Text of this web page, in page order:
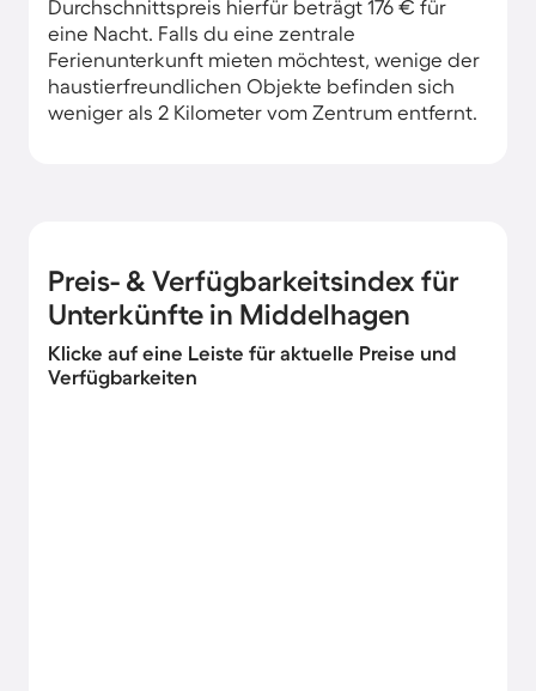
Durchschnittspreis hierfür beträgt 176 € für
eine Nacht. Falls du eine zentrale
Ferienunterkunft mieten möchtest, wenige der
haustierfreundlichen Objekte befinden sich
weniger als 2 Kilometer vom Zentrum entfernt.
Preis- & Verfügbarkeitsindex für
Unterkünfte in Middelhagen
Klicke auf eine Leiste für aktuelle Preise und
Verfügbarkeiten